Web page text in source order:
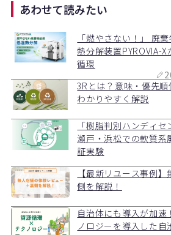
あわせて読みたい
「燃やさない！」 廃
熱分解装置PYROVIA-
循環
3Rとは？意味・優先
わかりやすく解説
「樹脂判別ハンディセ
瀬戸・浜松での軟質
証実験
【最新リユース事例
側を解説！
自治体にも導入が加速
ノロジーを導入した自